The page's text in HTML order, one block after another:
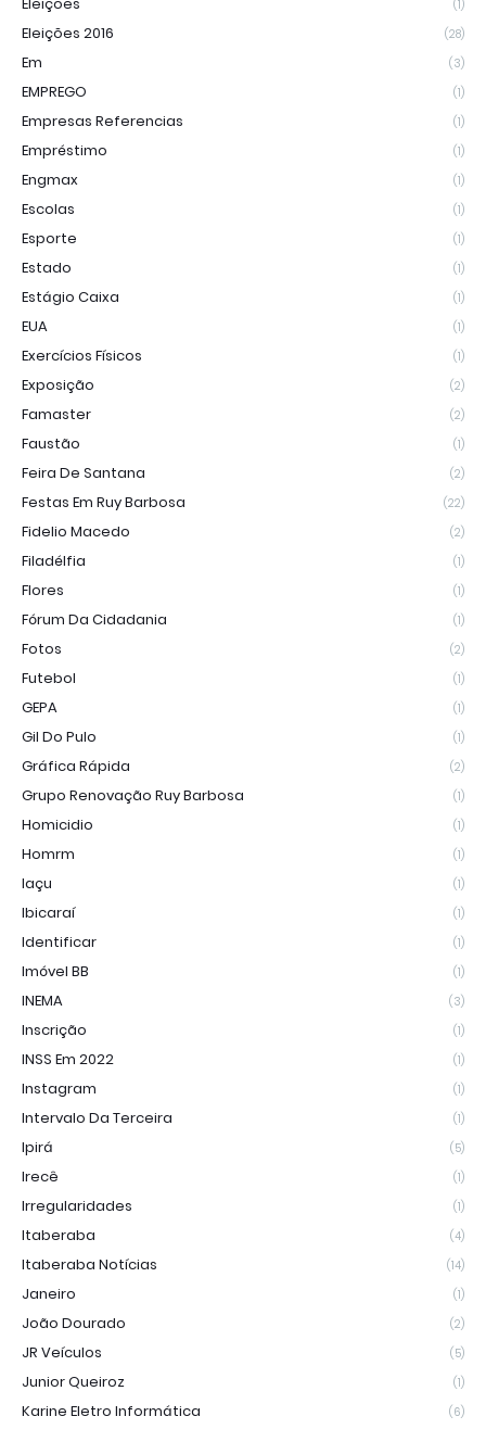
(1)
Eleições 2016 (28)
Em (3)
EMPREGO (1)
Empresas Referencias (1)
Empréstimo (1)
Engmax (1)
Escolas (1)
Esporte (1)
Estado (1)
Estágio Caixa (1)
EUA (1)
Exercícios Físicos (1)
Exposição (2)
Famaster (2)
Faustão (1)
Feira De Santana (2)
Festas Em Ruy Barbosa (22)
Fidelio Macedo (2)
Filadélfia (1)
Flores (1)
Fórum Da Cidadania (1)
Fotos (2)
Futebol (1)
GEPA (1)
Gil Do Pulo (1)
Gráfica Rápida (2)
Grupo Renovação Ruy Barbosa (1)
Homicidio (1)
Homrm (1)
Iaçu (1)
Ibicaraí (1)
Identificar (1)
Imóvel BB (1)
INEMA (3)
Inscrição (1)
INSS Em 2022 (1)
Instagram (1)
Intervalo Da Terceira (1)
Ipirá (5)
Irecê (1)
Irregularidades (1)
Itaberaba (4)
Itaberaba Notícias (14)
Janeiro (1)
João Dourado (2)
JR Veículos (5)
Junior Queiroz (1)
Karine Eletro Informática (6)